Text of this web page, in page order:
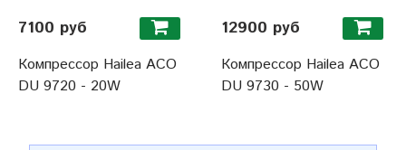
7100 руб
Компрессор Hailea ACO
DU 9720 - 20W
12900 руб
Компрессор Hailea ACO
DU 9730 - 50W